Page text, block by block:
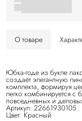
О товаре
Юбка-годе из букле
создаёт элегантную
комплекта, формируя
легко комбинируется
повседневных и
Артикул: 22661930105
Цвет: Красный